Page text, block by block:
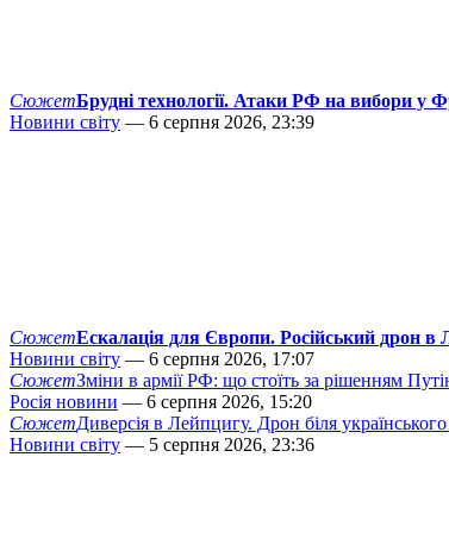
СюжетБрудні технології. Атаки РФ на вибори у
Новини світу — 6 серпня 2026, 23:39
СюжетЕскалація для Європи. Російський дрон в
Новини світу — 6 серпня 2026, 17:07
СюжетЗміни в армії РФ: що стоїть за рішенням
Росія новини — 6 серпня 2026, 15:20
СюжетДиверсія в Лейпцигу. Дрон біля українського
Новини світу — 5 серпня 2026, 23:36